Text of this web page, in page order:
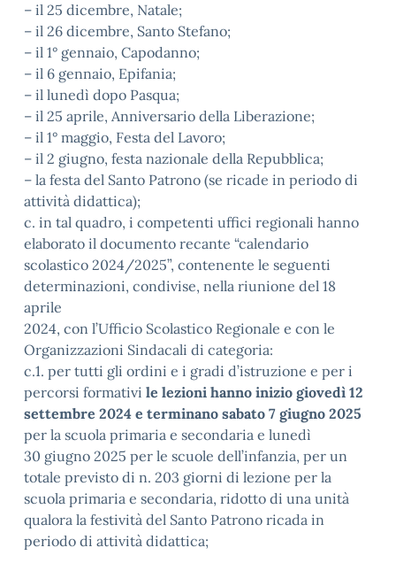
– il 25 dicembre, Natale;
– il 26 dicembre, Santo Stefano;
– il 1° gennaio, Capodanno;
– il 6 gennaio, Epifania;
– il lunedì dopo Pasqua;
– il 25 aprile, Anniversario della Liberazione;
– il 1° maggio, Festa del Lavoro;
– il 2 giugno, festa nazionale della Repubblica;
– la festa del Santo Patrono (se ricade in periodo di
attività didattica);
c. in tal quadro, i competenti uffici regionali hanno
elaborato il documento recante “calendario
scolastico 2024/2025”, contenente le seguenti
determinazioni, condivise, nella riunione del 18
aprile
2024, con l’Ufficio Scolastico Regionale e con le
Organizzazioni Sindacali di categoria:
c.1. per tutti gli ordini e i gradi d’istruzione e per i
percorsi formativi le lezioni hanno inizio giovedì 12
settembre 2024 e terminano sabato 7 giugno 2025
per la scuola primaria e secondaria e lunedì
30 giugno 2025 per le scuole dell’infanzia, per un
totale previsto di n. 203 giorni di lezione per la
scuola primaria e secondaria, ridotto di una unità
qualora la festività del Santo Patrono ricada in
periodo di attività didattica;